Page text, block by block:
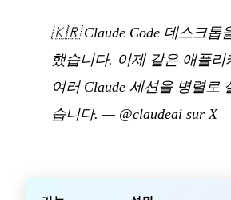
🇰🇷Claude Code 데스크톱
했습니다. 이제 같은 애플리
여러 Claude 세션을 병렬로
습니다. — @claudeai sur X